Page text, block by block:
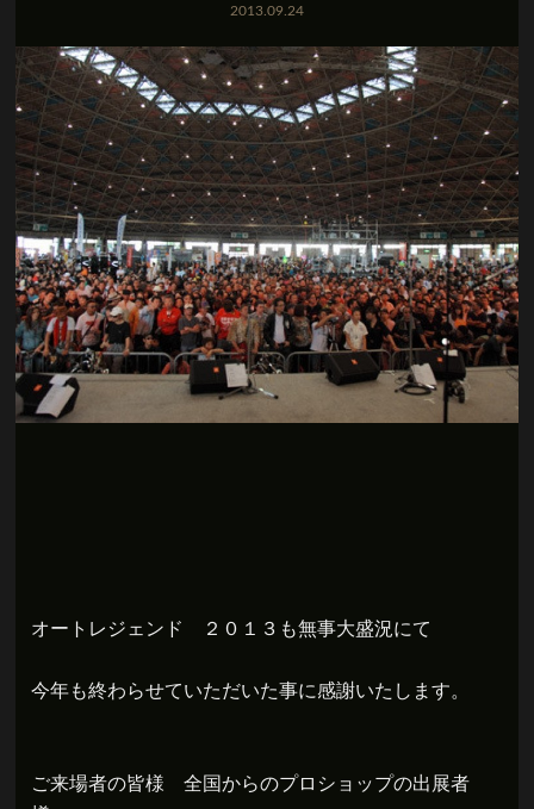
2013.09.24
オートレジェンド ２０１３も無事大盛況にて
今年も終わらせていただいた事に感謝いたします。
ご来場者の皆様 全国からのプロショップの出展者